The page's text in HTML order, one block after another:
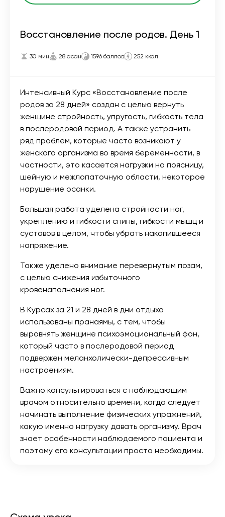
Восстановление после родов. День 1
30 мин 28 асан 1596 баллов 252 ккал
Интенсивный Курс «Восстановление после
родов за 28 дней» создан с целью вернуть
женщине стройность, упругость, гибкость тела
в послеродовой период. А также устранить
ряд проблем, которые часто возникают у
женского организма во время беременности, в
частности, это касается нагрузки на поясницу,
шейную и межлопаточную области, некоторое
нарушение осанки.
Большая работа уделена стройности ног,
укреплению и гибкости спины, гибкости мышц и
суставов в целом, чтобы убрать накопившееся
напряжение.
Также уделено внимание перевернутым позам,
с целью снижения избыточного
кровенаполнения ног.
В Курсах за 21 и 28 дней в дни отдыха
использованы пранаямы, с тем, чтобы
выровнять женщине психоэмоциональный фон,
который часто в послеродовой период
подвержен меланхолически-депрессивным
настроениям.
Важно консультироваться с наблюдающим
врачом относительно времени, когда следует
начинать выполнение физических упражнений,
какую именно нагрузку давать организму. Врач
знает особенности наблюдаемого пациента и
поэтому его консультации просто необходимы.